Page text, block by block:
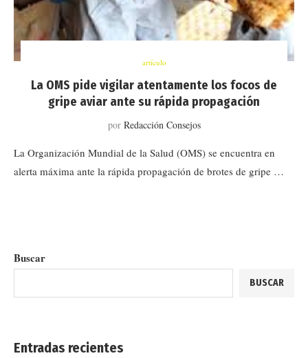
artículo
La OMS pide vigilar atentamente los focos de
gripe aviar ante su rápida propagación
por Redacción Consejos
La Organización Mundial de la Salud (OMS) se encuentra en
alerta máxima ante la rápida propagación de brotes de gripe …
Buscar
BUSCAR
Entradas recientes